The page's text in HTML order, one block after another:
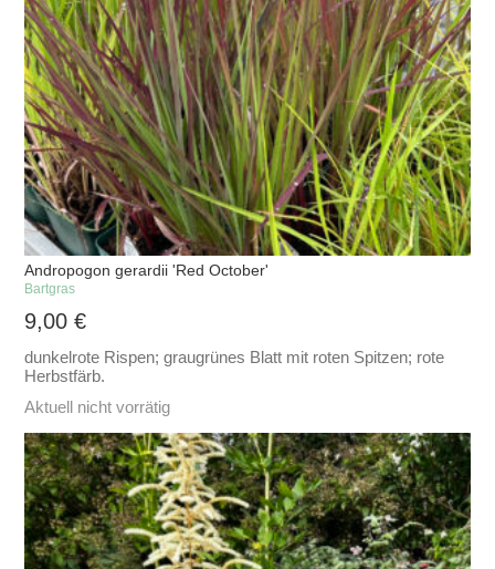
Andropogon gerardii 'Red October'
Bartgras
9,00€
dunkelrote Rispen; graugrünes Blatt mit roten Spitzen; rote
Herbstfärb.
Aktuell nicht vorrätig